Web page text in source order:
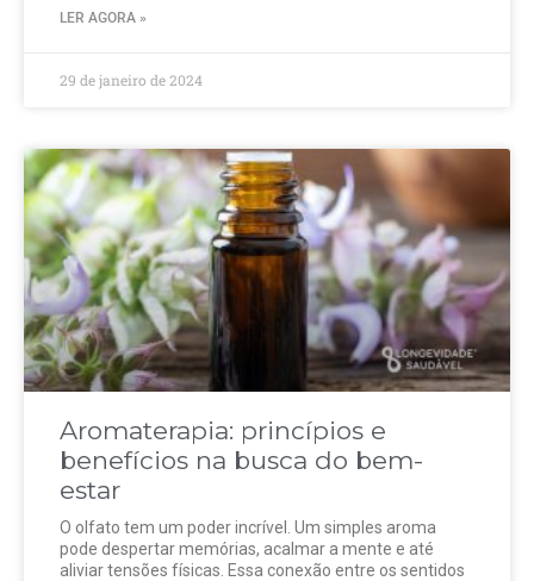
LER AGORA »
29 de janeiro de 2024
Aromaterapia: princípios e
benefícios na busca do bem-
estar
O olfato tem um poder incrível. Um simples aroma
pode despertar memórias, acalmar a mente e até
aliviar tensões físicas. Essa conexão entre os sentidos